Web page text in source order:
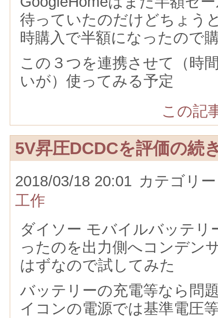
待っていたのだけどちょう
時購入で半額になったので
この３つを連携させて（時
いが）使ってみる予定
この記
5V昇圧DCDCを評価の続
2018/03/18 20:01 カテゴリ
工作
ダイソー モバイルバッテリ
ったのを出力側へコンデン
はずなので試してみた
バッテリーの充電等なら問
イコンの電源では基準電圧